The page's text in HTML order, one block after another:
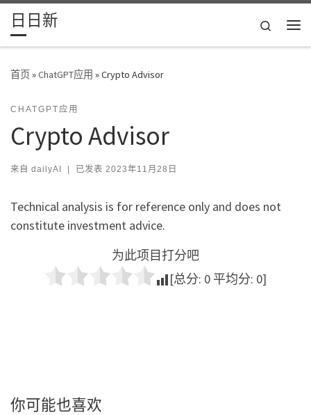
Skip to content
日日新
Search
首页»ChatGPT应用 »Crypto Advisor
CHATGPT应用
Crypto Advisor
来自 dailyAI | 已发表 2023年11月28日
Technical analysis is for reference only and does not
constitute investment advice.
为此项目打分吧
[总分: 0 平均分: 0]
你可能也喜欢